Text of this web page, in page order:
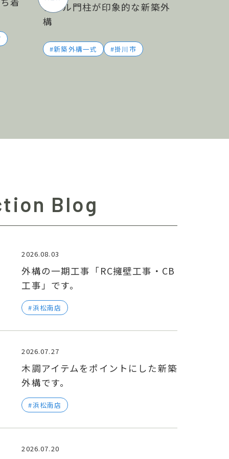
タイル門柱が印象的な新築外
構
新築外構一式 掛川市
Blog
2026.08.03
外構の一期工事「RC擁壁工事・CB
工事」です。
浜松南店
2026.07.27
木調アイテムをポイントにした新築
外構です。
浜松南店
2026.07.20